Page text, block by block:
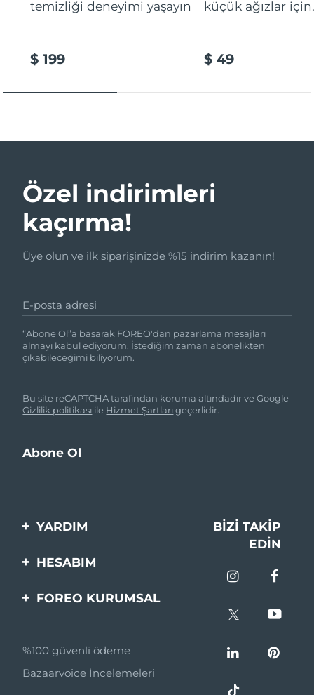
temizliği deneyimi yaşayın
$ 199
küçük ağızlar
$ 49
Özel indirimleri
kaçırma!
Üye olun ve ilk siparişinizde %15 indirim kazanın!
E-posta adresi
“Abone Ol”a basarak FOREO'dan pazarlama mesajları
almayı kabul ediyorum. İstediğim zaman abonelikten
çıkabileceğimi biliyorum.
Bu site reCAPTCHA tarafından koruma altındadır ve Google
Gizlilik politikası ile Hizmet Şartlarıgeçerlidir.
YARDIM
Bi̇zi̇mle İleti̇şi̇me Geçi̇n
BIZI TAKIP
EDIN
HESABIM
Ürün Kaydı
FOREO KURUMSAL
Ortaklik Programi
Ortaklık haberleri
%100 güvenli ödeme
Bazaarvoice İncelemeleri